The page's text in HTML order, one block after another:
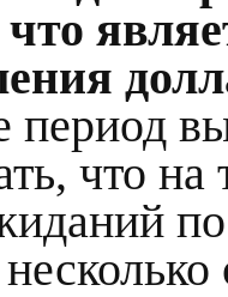
период
что